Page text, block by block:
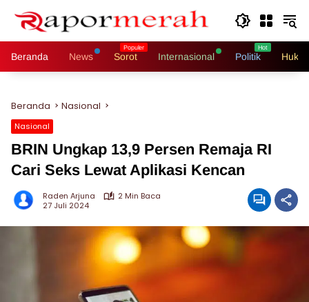
Beranda News Sorot Internasional Politik
Beranda Nasional
Nasional
BRIN Ungkap 13,9 Persen Remaja RI
Cari Seks Lewat Aplikasi Kencan
Raden Arjuna
2 Min Baca
27 Juli 2024